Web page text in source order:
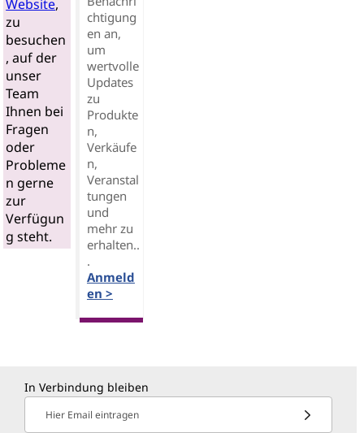
Website,
zu
besuchen
, auf der
unser
Team
Ihnen bei
Fragen
oder
Probleme
n gerne
zur
Verfügun
g steht.
chtigung
en an,
um
wertvolle
Updates
zu
Produkte
n,
Verkäufe
n,
Veranstal
tungen
und
mehr zu
erhalten..
.
Anmeld
en >
In Verbindung bleiben
Hier Email eintragen